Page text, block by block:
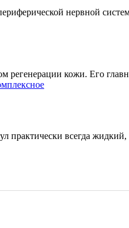
нервной
регенерации кожи. Его
практически всегда жидкий,